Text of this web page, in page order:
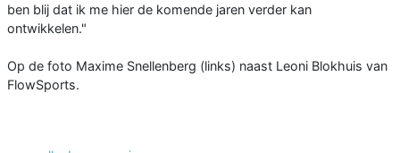
ben blij dat ik me hier de komende jaren verder kan
ontwikkelen."
Op de foto Maxime Snellenberg (links) naast Leoni Blokhuis van
FlowSports.